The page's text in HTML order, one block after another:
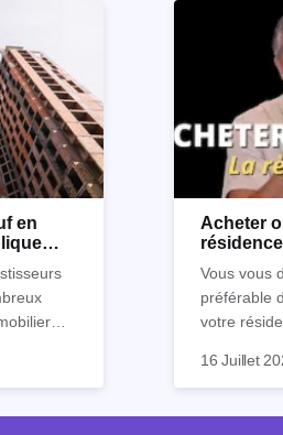
en
ce
article.
Acheter
Vous vous
préférable
votre
pour
la règle
fenêtres"
16 Juillet